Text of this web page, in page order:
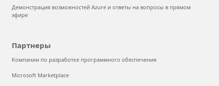
Демонстрация возможностей Azure и ответы на вопросы в прямом
эфире
Партнеры
Компании по разработке программного обеспечения
Microsoft Marketplace